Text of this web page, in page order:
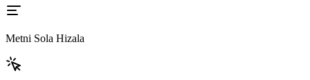
Metni Sola Hizala